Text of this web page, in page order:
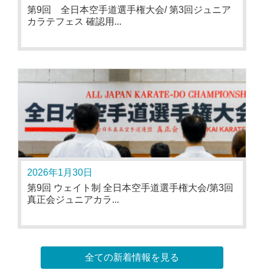
第9回 全日本空手道選手権大会/ 第3回ジュニア
カラテフェス 確認用...
2026年1月30日
第9回 ウェイト制 全日本空手道選手権大会/第3回
真正会ジュニアカラ...
全ての新着情報を見る